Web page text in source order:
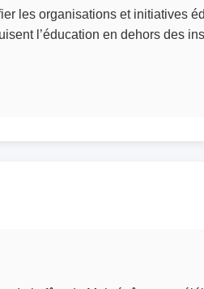
les organisations et initiatives
l’éducation en dehors des